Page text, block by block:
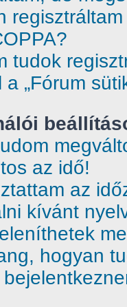
tudok
a „Fórum
az idő!
az
kívánt
hogyan